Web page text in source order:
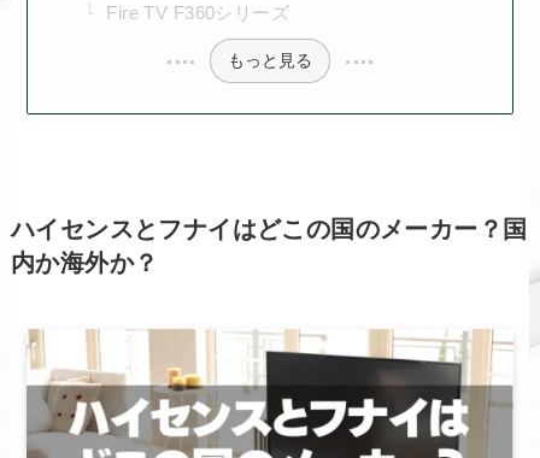
Fire TV F360シリーズ
もっと見る
ハイセンスとフナイはどこの国のメーカー？国
内か海外か？